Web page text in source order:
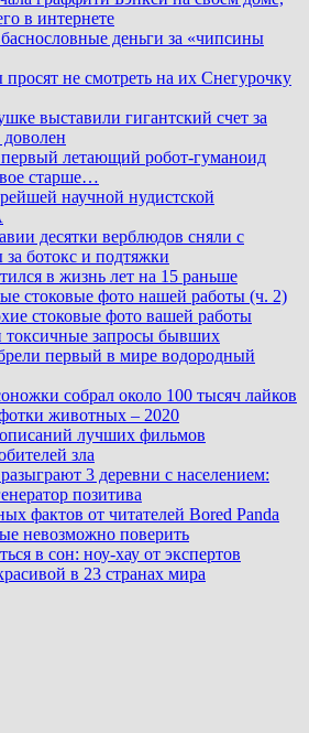
в интернете
деньги за «чипсины
не смотреть на их Снегурочку
выставили гигантский счет за
летающий робот-гуманоид
старше…
научной нудистской
десятки верблюдов сняли с
за ботокс и подтяжки
в жизнь лет на 15 раньше
стоковые фото нашей работы (ч. 2)
стоковые фото вашей работы
запросы бывших
первый в мире водородный
собрал около 100 тысяч лайков
животных – 2020
лучших фильмов
зла
3 деревни с населением:
позитива
фактов от читателей Bored Panda
невозможно поверить
в сон: ноу-хау от экспертов
в 23 странах мира